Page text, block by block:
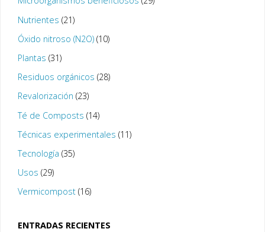
Nutrientes (21)
Óxido nitroso (N2O)(10)
Plantas (31)
Residuos orgánicos (28)
Revalorización (23)
Té de Composts (14)
Técnicas experimentales (11)
Tecnología (35)
Usos (29)
Vermicompost(16)
ENTRADAS RECIENTES